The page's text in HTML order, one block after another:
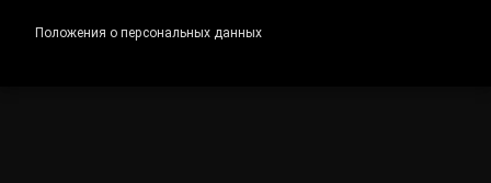
Положения о персональных данных